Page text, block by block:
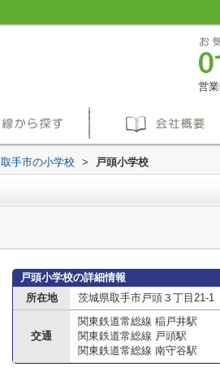
営
取手市の小学校 > 戸頭小学校
戸頭小学校の詳細情報
所在地
茨城県取手市戸頭３丁目21-1
交通
関東鉄道常総線 稲戸井駅
関東鉄道常総線 戸頭駅
関東鉄道常総線 南守谷駅